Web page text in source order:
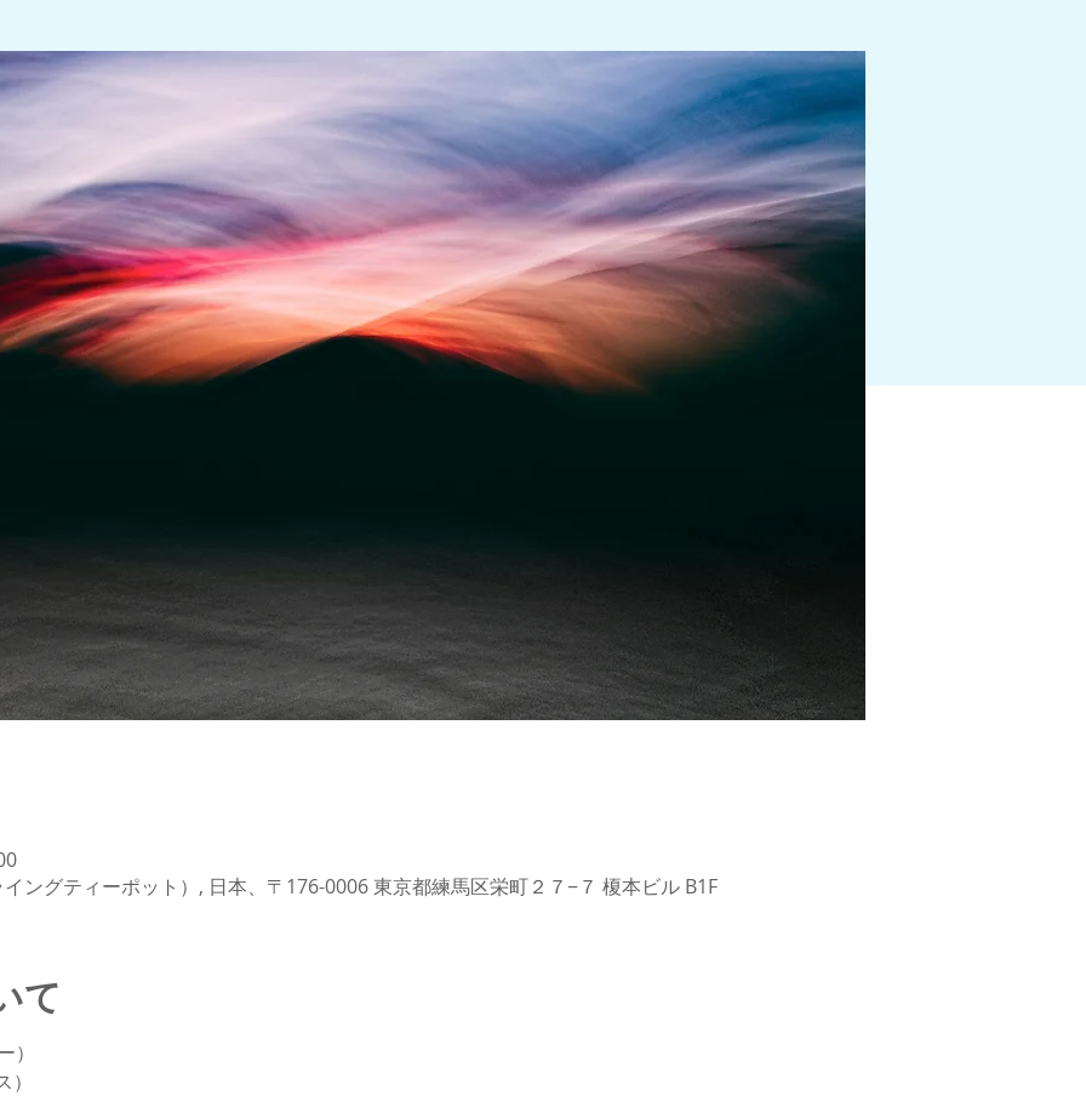
イングティーポット）, 日本、〒176-0006 東京都練馬区栄町２７−７ 榎本ビル B1F
て